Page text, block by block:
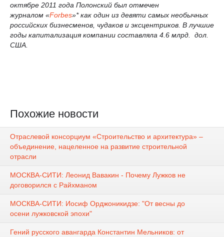
октябре 2011 года Полонский был отмечен
журналом «Forbes»* как один из девяти самых необычных
российских бизнесменов, чудаков и эксцентриков. В лучшие
годы капитализация компании составляла 4.6 млрд. дол.
США.
Похожие новости
Отраслевой консорциум «Строительство и архитектура» –
объединение, нацеленное на развитие строительной
отрасли
МОСКВА-СИТИ: Леонид Вавакин - Почему Лужков не
договорился с Райхманом
МОСКВА-СИТИ: Иосиф Орджоникидзе: "От весны до
осени лужковской эпохи"
Гений русского авангарда Константин Мельников: от